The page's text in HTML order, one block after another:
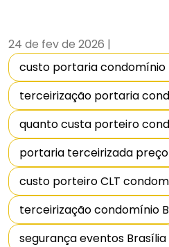
custo portaria condomínio
terceirização portaria
quanto custa porteiro
portaria terceirizada preço
custo porteiro CLT
terceirização condomínio
segurança eventos Brasília
24 de fev de 2026 |